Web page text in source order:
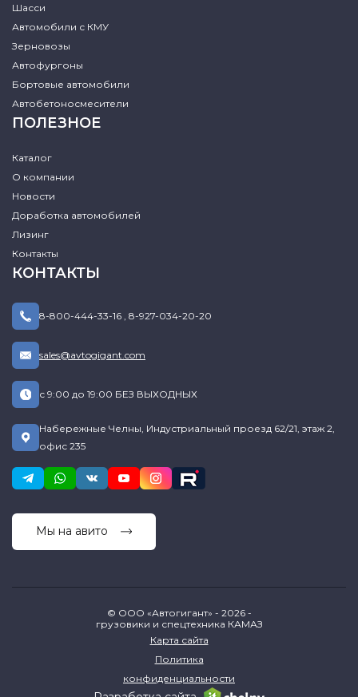
Шасси
Автомобили с КМУ
Зерновозы
Автофургоны
Бортовые автомобили
Автобетоносмесители
ПОЛЕЗНОЕ
Каталог
О компании
Новости
Доработка автомобилей
Лизинг
Контакты
КОНТАКТЫ
8-800-444-33-16 8-927-034-20-20
sales@avtogigant.com
с 9:00 до 19:00 БЕЗ ВЫХОДНЫХ
Набережные Челны, Индустриальный проезд 62/21, этаж 2,
офис 235
Мы на авито
© ООО «Автогигант» - 2026 -
грузовики и спецтехника КАМАЗ
Карта сайта
Политика
конфиденциальности